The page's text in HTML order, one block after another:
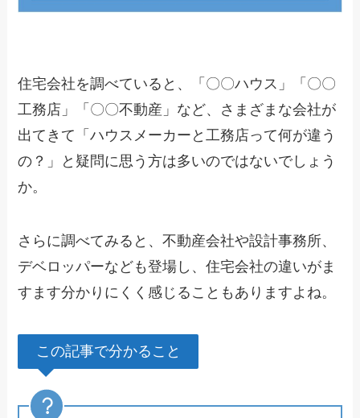
住宅会社を調べていると、「〇〇ハウス」「〇〇
工務店」「〇〇不動産」など、さまざまな会社が
出てきて「ハウスメーカーと工務店って何が違う
の？」と疑問に思う方は多いのではないでしょう
か。
さらに調べてみると、不動産会社や設計事務所、
デベロッパーなども登場し、住宅会社の違いがま
すます分かりにくく感じることもありますよね。
この記事で分かること